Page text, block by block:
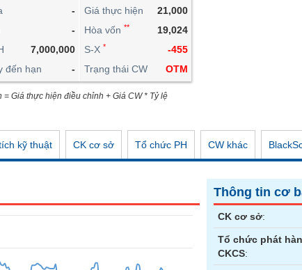
-
-
7,000,000
đến hạn
-
Giá thực hiện
21,000
Hòa vốn **
19,024
S-X *
-455
Trạng thái CW
OTM
Giá thực hiện điều chỉnh + Giá CW * Tỷ lệ
kỹ thuật CK cơ sở Tổ chức PH CW khác
Thông tin cơ
CK cơ sở:
Tổ chức phát
CKCS:
TRÁI PHIẾU
CÔNG CỤ ĐẦU TƯ
XUẤT DỮ LIỆU
TIN MỚI